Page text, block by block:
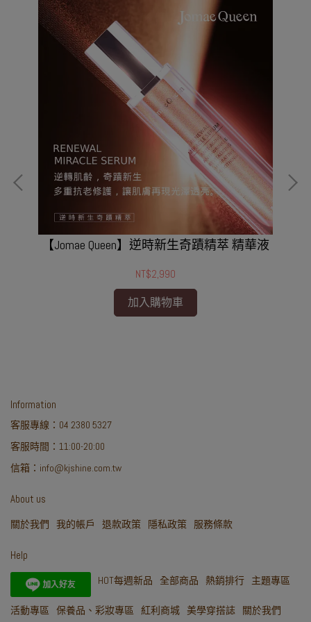
【Jomae Queen】逆時新生奇蹟精萃 精華液
NT$2,990
加入購物車
Information
客服專線：04 2380 5327
客服時間：11:00-20:00
信箱：info@kjshine.com.tw
About us
關於我們 我的帳戶 退款政策 隱私政策 服務條款
Help
HOT每週新品 全部商品 熱銷排行 主題專區
活動專區 保養品、彩妝專區 紅利商城 美學穿搭誌 關於我們